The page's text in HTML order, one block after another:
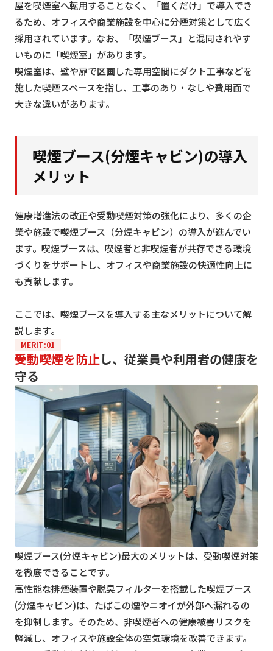
屋を喫煙室へ転用することなく、「置くだけ」で導入でき
るため、オフィスや商業施設を中心に分煙対策として広く
採用されています。なお、「喫煙ブース」と混同されやす
いものに「喫煙室」があります。
喫煙室は、壁や扉で区画した専用空間にダクト工事などを
施した喫煙スペースを指し、工事のあり・なしや費用面で
大きな違いがあります。
喫煙ブース(分煙キャビン)の導入
メリット
健康増進法の改正や受動喫煙対策の強化により、多くの企
業や施設で喫煙ブース（分煙キャビン）の導入が進んでい
ます。喫煙ブースは、喫煙者と非喫煙者が共存できる環境
づくりをサポートし、オフィスや商業施設の快適性向上に
も貢献します。
ここでは、喫煙ブースを導入する主なメリットについて解
説します。
MERIT:01
受動喫煙を防止し、従業員や利用者の健康を
守る
喫煙ブース(分煙キャビン)最大のメリットは、受動喫煙対策
を徹底できることです。
高性能な排煙装置や脱臭フィルターを搭載した喫煙ブース
(分煙キャビン)は、たばこの煙やニオイが外部へ漏れるの
を抑制します。そのため、非喫煙者への健康被害リスクを
軽減し、オフィスや施設全体の空気環境を改善できます。